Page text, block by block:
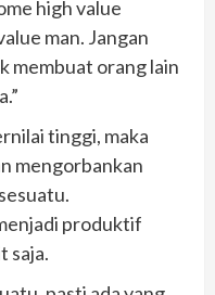
high value
man. Jangan
membuat orang lain
tinggi, maka
mengorbankan
produktif
saja.